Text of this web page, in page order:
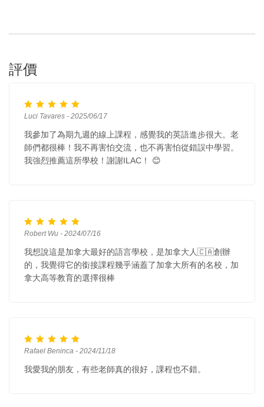
評價
Luci Tavares - 2025/06/17
我參加了為期九週的線上課程，感覺我的英語進步很大。老
師們都很棒！我不再害怕交流，也不再害怕從錯誤中學習。
我強烈推薦這所學校！謝謝ILAC！ 😊
Robert Wu - 2024/07/16
我想說這是加拿大最好的語言學校，是加拿大人🇨🇦創辦
的，我覺得它的銜接課程幾乎涵蓋了加拿大所有的名校，加
拿大高等教育的選擇很棒
Rafael Beninca - 2024/11/18
我愛我的朋友，有些老師真的很好，課程也不錯。